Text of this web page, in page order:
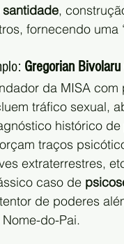
santidade,
fornecendo uma
Gregorian
da MISA
tráfico sexual,
histórico
traços
extraterrestres,
caso de
de poderes
do-Pai.